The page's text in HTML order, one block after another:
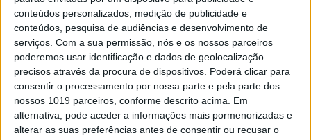
conteúdos personalizados, medição de publicidade e
conteúdos, pesquisa de audiências e desenvolvimento de
serviços. Com a sua permissão, nós e os nossos parceiros
poderemos usar identificação e dados de geolocalização
precisos através da procura de dispositivos. Poderá clicar para
consentir o processamento por nossa parte e pela parte dos
nossos 1019 parceiros, conforme descrito acima. Em
alternativa, pode aceder a informações mais pormenorizadas e
alterar as suas preferências antes de consentir ou recusar o
iria renunciar ao cargo